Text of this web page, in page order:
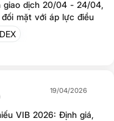
giao dịch 20/04 - 24/04,
mặt với áp lực điều
cổ phiếu trụ họ VIN
tiến sát đỉnh ngắn hạn
19/04/2026
VIB 2026: Định giá,